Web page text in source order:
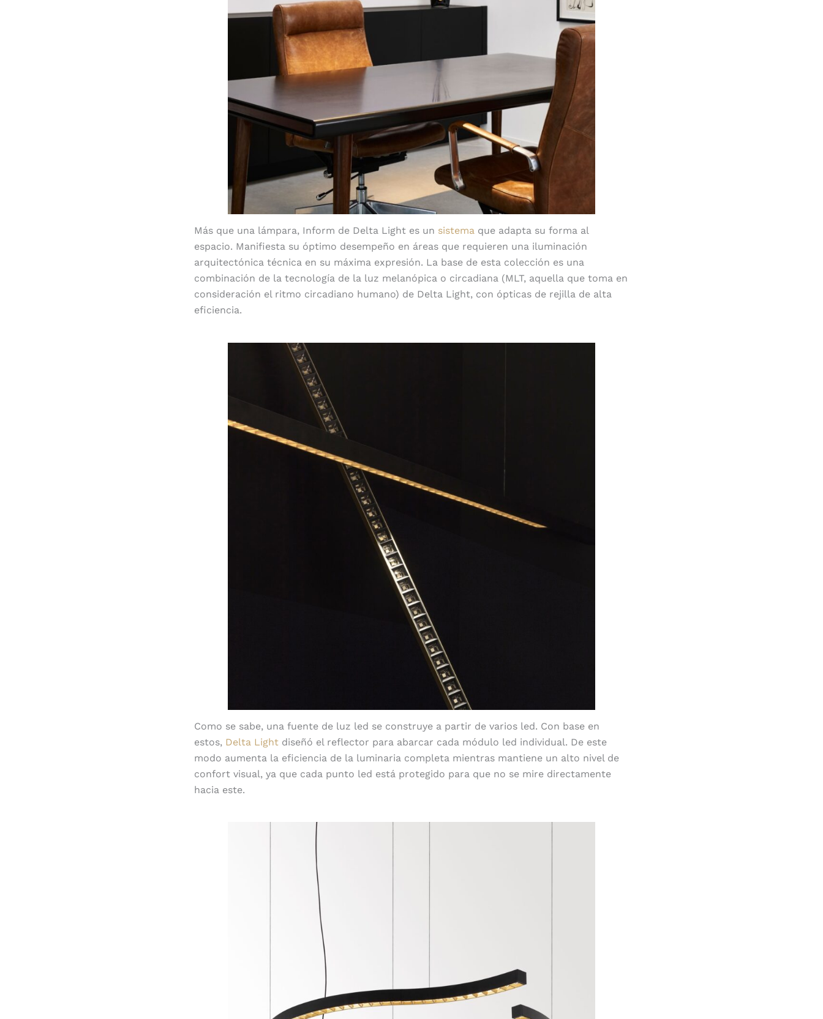
Más que una lámpara, Inform de Delta Light es un sistema que adapta su forma al
espacio. Manifiesta su óptimo desempeño en áreas que requieren una iluminación
arquitectónica técnica en su máxima expresión. La base de esta colección es una
combinación de la tecnología de la luz melanópica o circadiana (MLT, aquella que toma en
consideración el ritmo circadiano humano) de Delta Light, con ópticas de rejilla de alta
eficiencia.
Como se sabe, una fuente de luz led se construye a partir de varios led. Con base en
estos, Delta Light diseñó el reflector para abarcar cada módulo led individual. De este
modo aumenta la eficiencia de la luminaria completa mientras mantiene un alto nivel de
confort visual, ya que cada punto led está protegido para que no se mire directamente
hacia este.